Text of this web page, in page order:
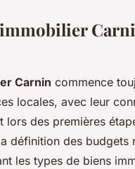
Carnin commence
locales, avec leur
lors des premières
définition des budgets
les types de biens